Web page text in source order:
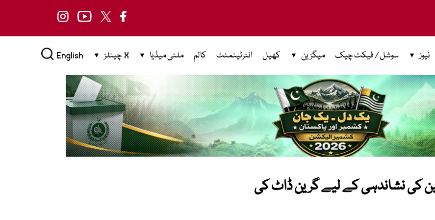
نیوز سوشل / فیکٹ چیک میگزین کھیل انٹرٹینمنٹ کالم ملٹی میڈیا X چینلز English
کی نشاندہی کے لیے گرین ڈاٹ کی